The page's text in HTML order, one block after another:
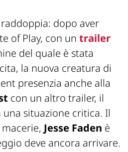
raddoppia: dopo aver
of Play, con un trailer
del quale è stata
la nuova creatura di
presenzia anche alla
con un altro trailer, il
situazione critica. Il
Jesse Faden è
deve ancora arrivare.